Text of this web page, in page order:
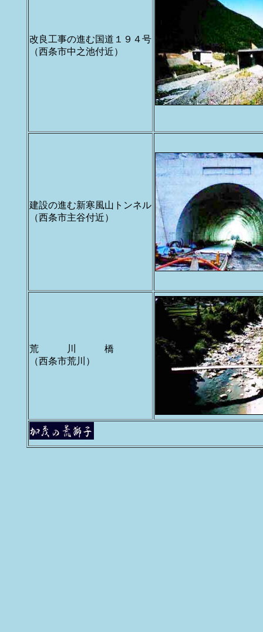
改良工事の進む国道１９４号
（西条市中之池付近）
建設の進む新寒風山トンネル
（西条市主谷付近）
荒 川 橋
（西条市荒川）